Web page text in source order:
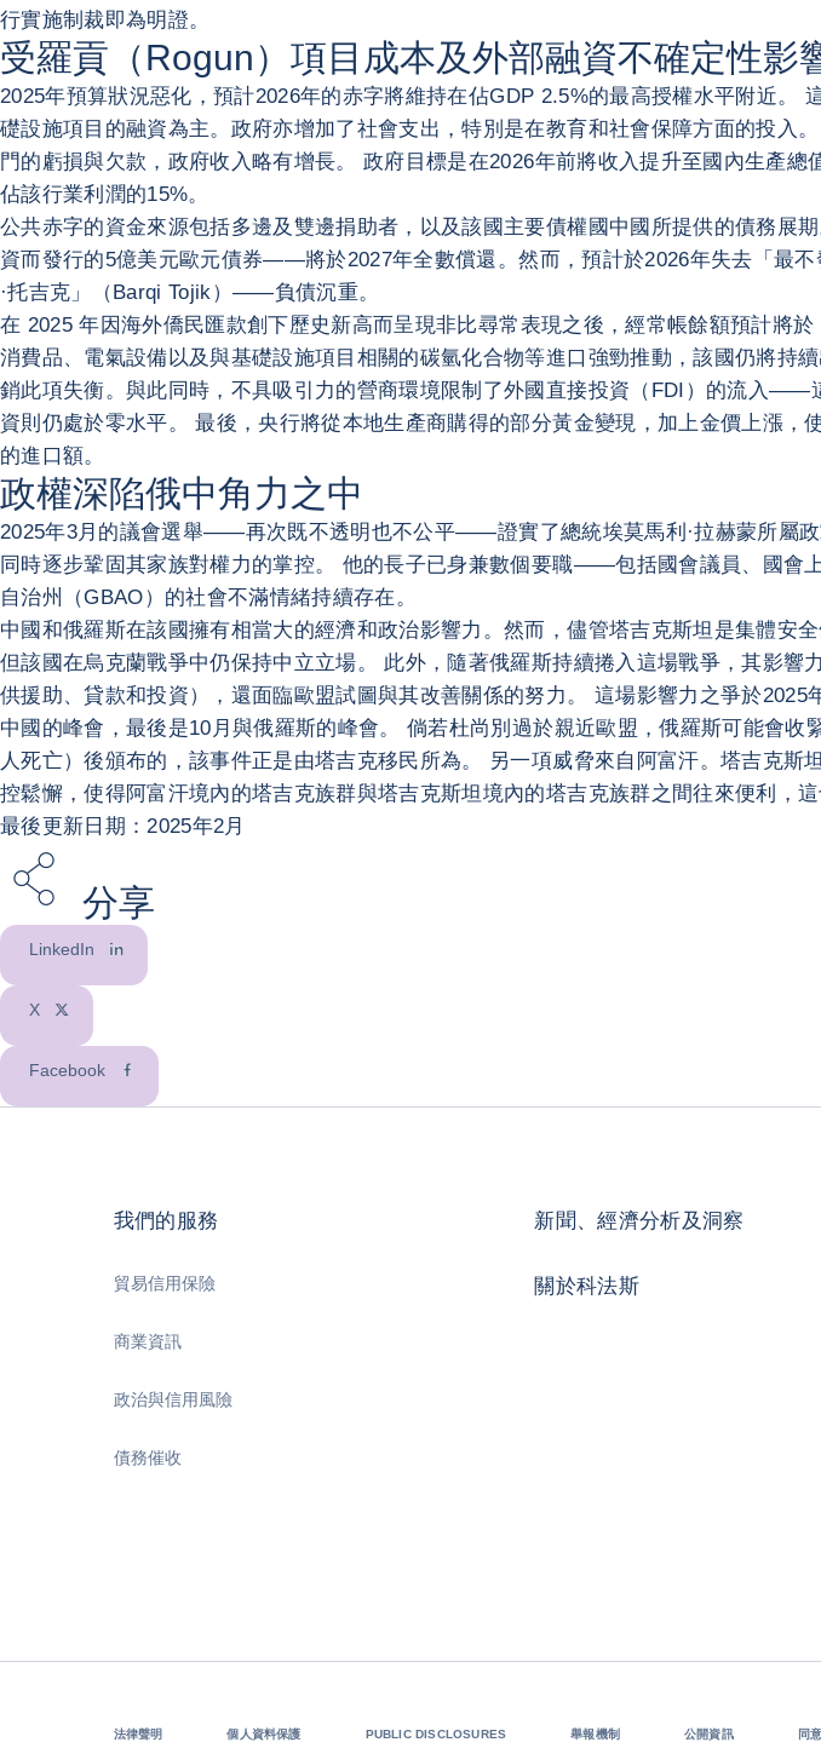
行實施制裁即為明證。
受羅貢（Rogun）項目成本及外部融資不確定性影
2025年預算狀況惡化，預計2026年的赤字將維持在佔GDP 2.5%的最高授權水平附近
礎設施項目的融資為主。政府亦增加了社會支出，特別是在教育和社會保障方面的投
門的虧損與欠款，政府收入略有增長。 政府目標是在2026年前將收入提升至國內生產
佔該行業利潤的15%。
公共赤字的資金來源包括多邊及雙邊捐助者，以及該國主要債權國中國所提供的債務
資而發行的5億美元歐元債券——將於2027年全數償還。然而，預計於2026年失去「最
·托吉克」（Barqi Tojik）——負債沉重。
在 2025 年因海外僑民匯款創下歷史新高而呈現非比尋常表現之後，經常帳餘額預計將
消費品、電氣設備以及與基礎設施項目相關的碳氫化合物等進口強勁推動，該國仍將持
銷此項失衡。與此同時，不具吸引力的營商環境限制了外國直接投資（FDI）的流入
資則仍處於零水平。 最後，央行將從本地生產商購得的部分黃金變現，加上金價上漲
的進口額。
政權深陷俄中角力之中
2025年3月的議會選舉——再次既不透明也不公平——證實了總統埃莫馬利·拉赫蒙所屬
同時逐步鞏固其家族對權力的掌控。 他的長子已身兼數個要職——包括國會議員、國
自治州（GBAO）的社會不滿情緒持續存在。
中國和俄羅斯在該國擁有相當大的經濟和政治影響力。然而，儘管塔吉克斯坦是集體
但該國在烏克蘭戰爭中仍保持中立立場。 此外，隨著俄羅斯持續捲入這場戰爭，其影
供援助、貸款和投資），還面臨歐盟試圖與其改善關係的努力。 這場影響力之爭於
中國的峰會，最後是10月與俄羅斯的峰會。 倘若杜尚別過於親近歐盟，俄羅斯可能會
人死亡）後頒布的，該事件正是由塔吉克移民所為。 另一項威脅來自阿富汗。塔吉克
控鬆懈，使得阿富汗境內的塔吉克族群與塔吉克斯坦境內的塔吉克族群之間往來便利，
最後更新日期：2025年2月
分享
LinkedIn
X
Facebook
我們的服務
貿易信用保險
商業資訊
政治與信用風險
債務催收
新聞、經濟分析及洞察
關於科法斯
法律聲明 個人資料保護 PUBLIC DISCLOSURES 舉報機制 公開資訊 同